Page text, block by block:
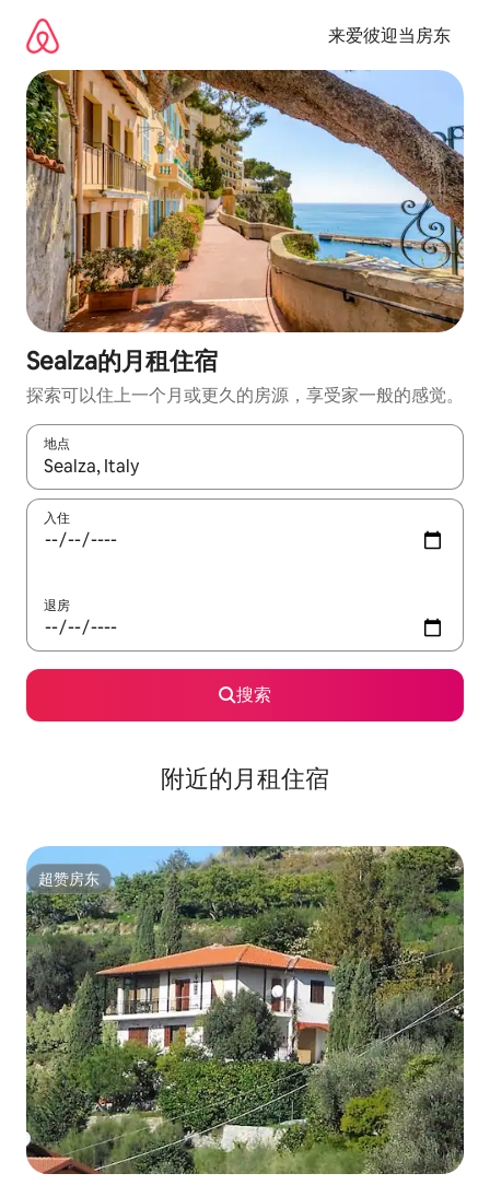
来爱彼迎当房东
Sealza的月租住宿
探索可以住上一个月或更久的房源，享受家一般的感觉。
地点
如有搜索结果，请使用上下方向键查看，或通过点击或滑动手势
入住
退房
搜索
附近的月租住宿
超赞房东
超赞房东